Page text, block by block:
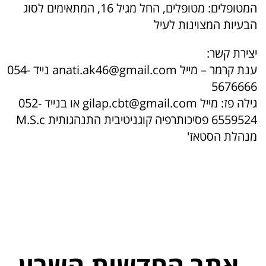
המטופלים: מטופלים, החל מגיל 16, המתאימים לסוג
הבעיות המצוינות לעיל
יצירת קשר:
ענת קרמר – מייל anati.ak46@gmail.com נייד 054-
5676666
גילה פז: מייל gilap.cbt@gmail.com או בנייד 052-
6559524 פסיכותרפיה קוגניטיבית התנהגותית M.S.c
מנהלת הסטאז'